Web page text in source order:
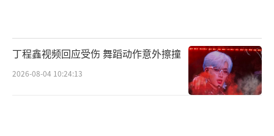
这场耗时三年打磨的奇幻冒险，将于国庆
档以IMAX银幕上炸裂的敦煌星云、雷佳音撕裂
式的双角色演绎，以及邓超眼中神性褪去时那
滴泪，重新定义国产奇幻电影的思想高度与技
丁程鑫视频回应受伤 舞蹈动作意外擦撞
2026-08-04 10:24:13